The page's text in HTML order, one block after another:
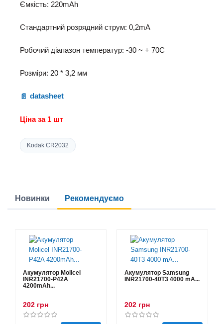
Ємкість: 220mAh
Стандартний розрядний струм: 0,2mA
Робочий діапазон температур: -30 ~ + 70C
Розміри: 20 * 3,2 мм
datasheet
Ціна за 1 шт
Kodak CR2032
Новинки Рекомендуємо
Акумулятор Molicel
INR21700-P42A
4200mAh...
202 грн
Акумулятор Samsung
INR21700-40T3 4000 mA...
202 грн